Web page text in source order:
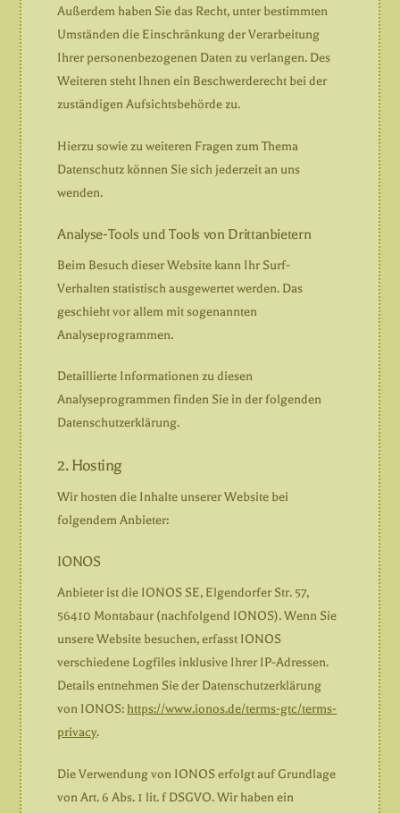
Außerdem haben Sie das Recht, unter bestimmten
Umständen die Einschränkung der Verarbeitung
Ihrer personenbezogenen Daten zu verlangen. Des
Weiteren steht Ihnen ein Beschwerderecht bei der
zuständigen Aufsichtsbehörde zu.
Hierzu sowie zu weiteren Fragen zum Thema
Datenschutz können Sie sich jederzeit an uns
wenden.
Analyse-Tools und Tools von Dritt­anbietern
Beim Besuch dieser Website kann Ihr Surf-
Verhalten statistisch ausgewertet werden. Das
geschieht vor allem mit sogenannten
Analyseprogrammen.
Detaillierte Informationen zu diesen
Analyseprogrammen finden Sie in der folgenden
Datenschutzerklärung.
2. Hosting
Wir hosten die Inhalte unserer Website bei
folgendem Anbieter:
IONOS
Anbieter ist die IONOS SE, Elgendorfer Str. 57,
56410 Montabaur (nachfolgend IONOS). Wenn Sie
unsere Website besuchen, erfasst IONOS
verschiedene Logfiles inklusive Ihrer IP-Adressen.
Details entnehmen Sie der Datenschutzerklärung
von IONOS: https://www.ionos.de/terms-gtc/terms-
privacy.
Die Verwendung von IONOS erfolgt auf Grundlage
von Art. 6 Abs. 1 lit. f DSGVO. Wir haben ein